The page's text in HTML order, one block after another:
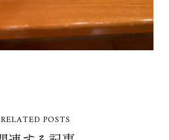
RELATED POSTS